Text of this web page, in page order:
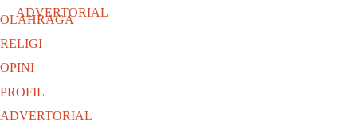
ADVERTORIAL
OLAHRAGA
RELIGI
OPINI
PROFIL
ADVERTORIAL